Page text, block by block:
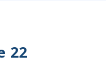
22